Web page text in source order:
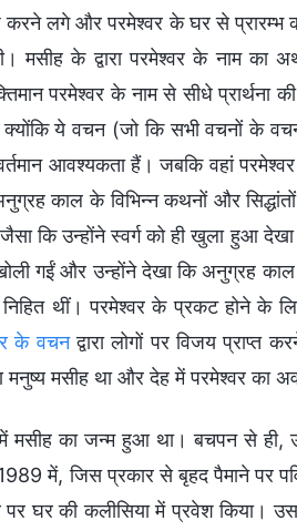
करने लगे और परमेश्वर के घर से प्रारम्भ
मसीह के द्वारा परमेश्वर के नाम का
परमेश्वर के नाम से सीधे प्रार्थना
ये वचन (जो कि सभी वचनों के वचन
आवश्यकता हैं। जबकि वहां
काल के विभिन्न कथनों और
जैसा कि उन्होंने स्वर्ग को ही खुला हुआ
गईं और उन्होंने देखा कि अनुग्रह
निहित थीं। परमेश्वर के प्रकट होने के
के वचनद्वारा लोगों पर विजय प्राप्त
मसीह था और देह में परमेश्वर का
में मसीह का जन्म हुआ था। बचपन से ही,
में, जिस प्रकार से बृहद पैमाने पर
घर की कलीसिया में प्रवेश किया।